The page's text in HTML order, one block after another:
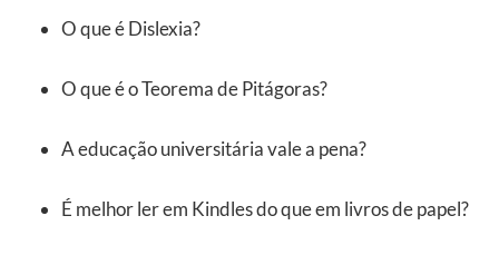
O que é Dislexia?
O que é o Teorema de Pitágoras?
A educação universitária vale a pena?
É melhor ler em Kindles do que em livros de papel?